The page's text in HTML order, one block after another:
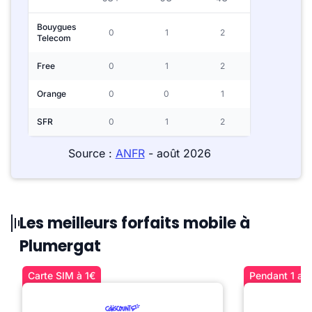
Bouygues
Telecom
0 1 2
Free 0 1 2
Orange 0 0 1
SFR 0 1 2
Source : ANFR- août 2026
Les meilleurs forfaits mobile à
Plumergat
Carte SIM à 1€ Pendant 1